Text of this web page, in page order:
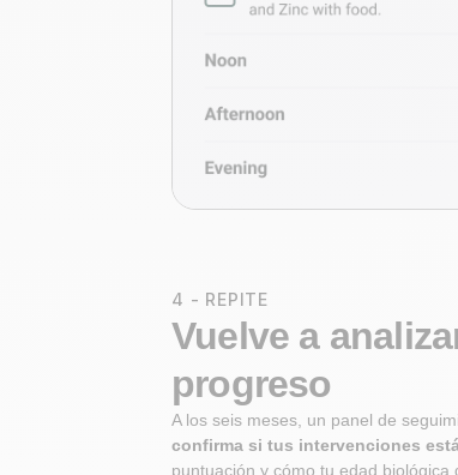
4 - REPITE
Vuelve a
progreso
A los seis meses, un panel de
confirma si tus intervenciones
puntuación y cómo tu edad